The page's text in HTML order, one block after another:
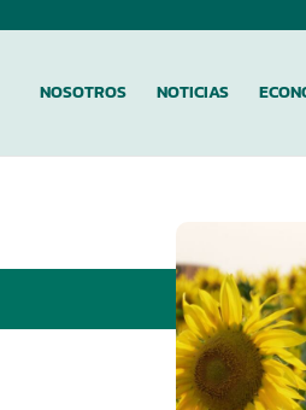
NOSOTROS NOTICIAS